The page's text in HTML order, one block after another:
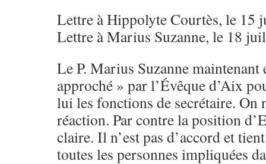
Lettre à Hippolyte Courtès, le 15
Lettre à Marius Suzanne, le 18
Le P. Marius Suzanne maintenant
approché » par l’Évêque d’Aix
lui les fonctions de secrétaire. On
réaction. Par contre la position
claire. Il n’est pas d’accord et
toutes les personnes impliquées